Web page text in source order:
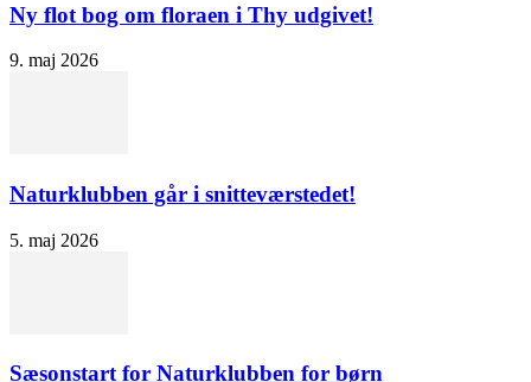
Ny flot bog om floraen i Thy udgivet!
9. maj 2026
Naturklubben går i snitteværstedet!
5. maj 2026
Sæsonstart for Naturklubben for børn